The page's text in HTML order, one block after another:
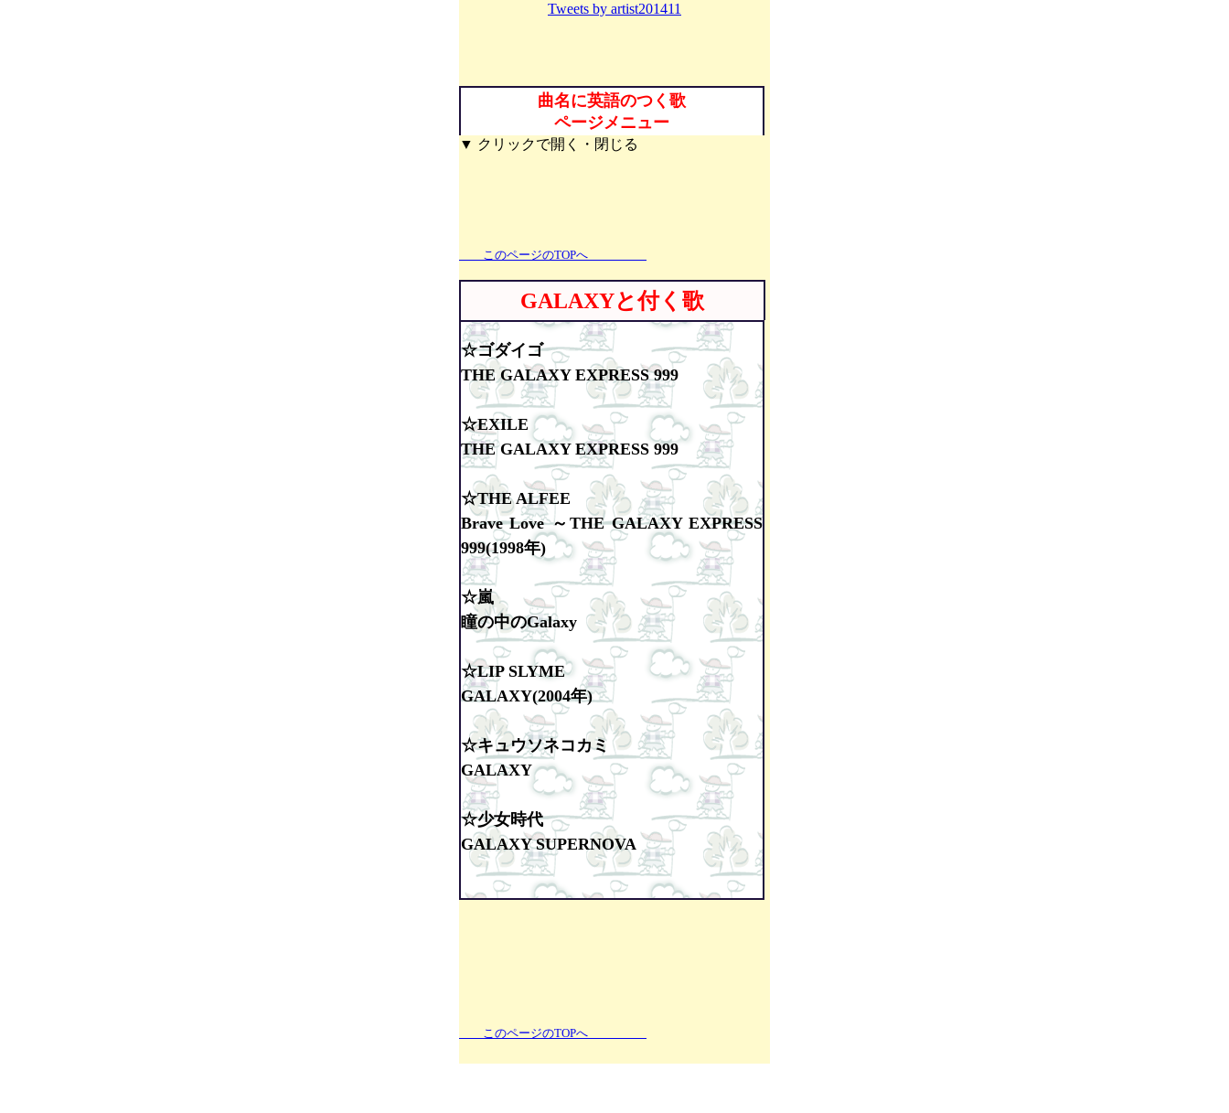
Tweets by artist201411
曲名に英語のつく歌
ページメニュー
▼ クリックで開く・閉じる
このページのTOPへ
GALAXYと付く歌
☆ゴダイゴ
THE GALAXY EXPRESS 999
☆EXILE
THE GALAXY EXPRESS 999
☆THE ALFEE
Brave Love ～THE GALAXY EXPRESS
999(1998年)
☆嵐
瞳の中のGalaxy
☆LIP SLYME
GALAXY(2004年)
☆キュウソネコカミ
GALAXY
☆少女時代
GALAXY SUPERNOVA
このページのTOPへ